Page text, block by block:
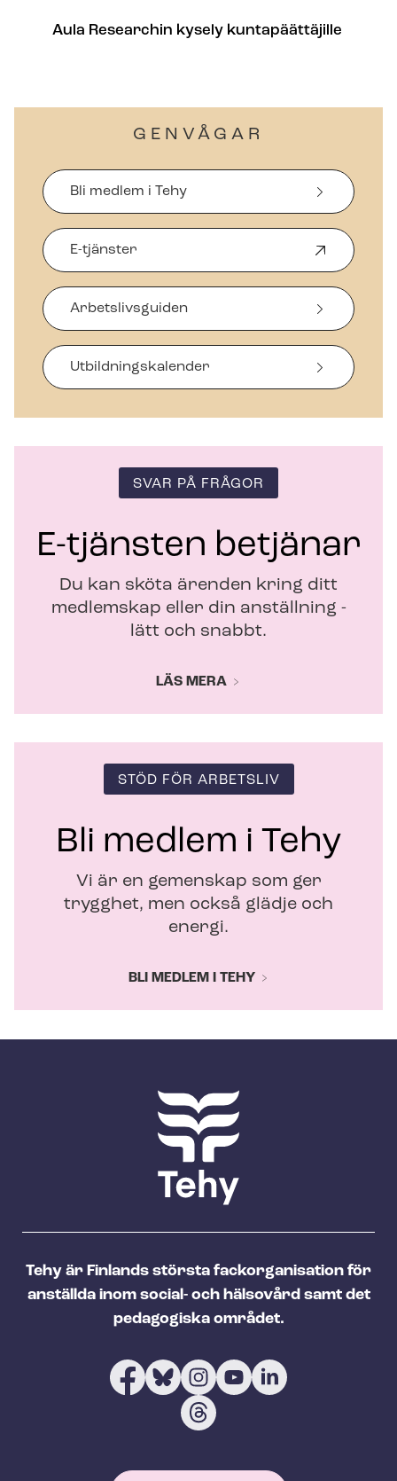
Aula Researchin kysely kuntapäättäjille
GENVÅGAR
Bli medlem i Tehy
E-tjänster
p
n
a
s
i
t
e
r
Arbetslivsguiden
Ut­bild­nings­ka­len­der
SVAR PÅ FRÅGOR
E-tjänsten betjänar
Du kan sköta ärenden kring ditt
medlemskap eller din anställning -
lätt och snabbt.
LÄS MERA
STÖD FÖR ARBETSLIV
Bli medlem i Tehy
Vi är en gemenskap som ger
trygghet, men också glädje och
energi.
BLI MEDLEM I TEHY
Tehy är Finlands största fackorganisation för
anställda inom social- och hälsovård samt det
pedagogiska området.